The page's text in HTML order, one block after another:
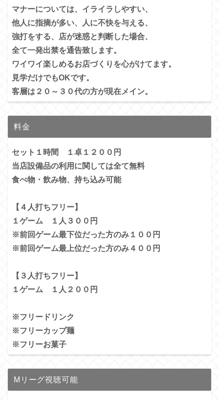
マナーについては、イライラしやすい、
他人に指摘が多い、
人に不快を与える、
強打をする、店が迷惑と判断した場合、
全て一発出禁を通告致します。
ワイワイ楽しめるお店づくりを心がけてます。
見学だけでもOKです。
客層は２０～３０代の方が現在メイン。
料金
セット１時間 １卓１２００円
当店設備品の利用に関しては全て無料
食べ物・飲み物、持ち込み可能
【４人打ちフリー】
１ゲーム １人３００円
※前回ゲーム最下位だった方のみ１００円
※前回ゲーム最上位だった方のみ４００円
【３人打ちフリー】
１ゲーム １人２００円
※フリードリンク
※フリーカップ麺
※フリーお菓子
Mリーグ視聴可能